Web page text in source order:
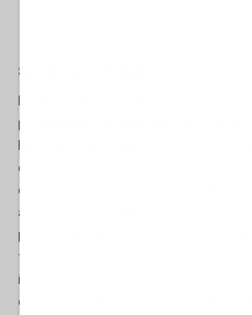
Said al Islam Gheddafi
più strategica dell’intera regione, il Corno
commercio mondiale. E qui entriamo nella
concorrenza-convivenza con Israele, che,
assume la forma della spartizione. Israele
porre la ceralacca sotto il suo
frammenti secessionisti della Somalia, il
inserito negli Accordi di Abramo, che si
con i turchi. L’interesse turco, del tutto